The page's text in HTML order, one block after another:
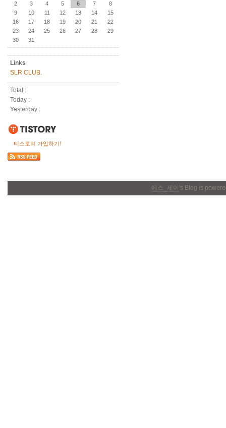
2
3 4 5 6 7
8
9
10 11 12 13 14
15
16
17 18 19 20 21
22
23
24 25 26 27 28
29
30
31
Links
SLR CLUB.
Total :
Today :
Yesterday :
티스토리 가입하기!
에스_제이 's Blog is